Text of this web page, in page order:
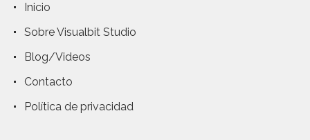
Inicio
Sobre Visualbit Studio
Blog/Videos
Contacto
Política de privacidad